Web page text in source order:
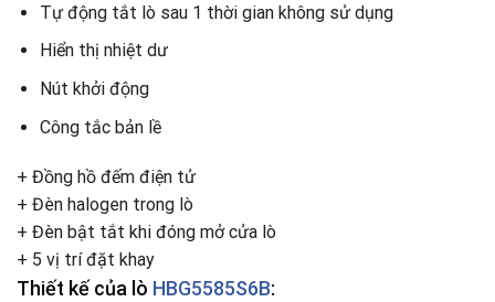
Tự động tắt lò sau 1 thời gian không sử dụng
Hiển thị nhiệt dư
Nút khởi động
Công tắc bản lề
+ Đồng hồ đếm điện tử
+ Đèn halogen trong lò
+ Đèn bật tắt khi đóng mở cửa lò
+ 5 vị trí đặt khay
Thiết kế của lò HBG5585S6B: